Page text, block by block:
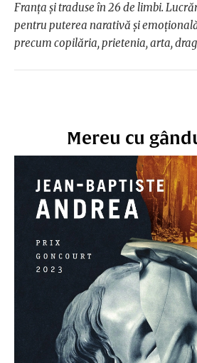
Franța și traduse în 26 de limbi.
pentru puterea narativă și
precum copilăria, prietenia, arta,
Mereu cu